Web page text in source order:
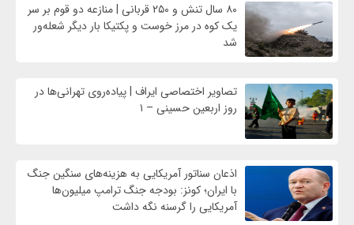
۸۰ سال تنش و ۲۵۰ قربانی | منازعه دو قوم بر سر
یک کوه در مرز خوست و پکتیکا بار دیگر شعله‌ور
شد
تصاویر اختصاصی ایراف | پیاده‌روی تهرانی‌ها در
روز اربعین حسینی – ۱
اذعان سناتور آمریکایی به هزینه‌های سنگین جنگ
با ایران؛ کونز: بودجه جنگ ترامپ میلیون‌ها
آمریکایی را گرسنه نگه داشت